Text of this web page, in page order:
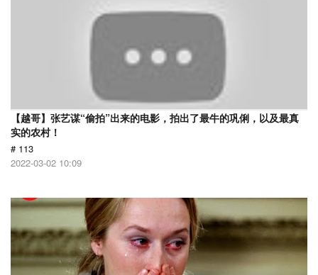
【越哥】张艺谋“偷拍”出来的电影，拍出了最牛的巩俐，以及最真
实的农村！
# 113
2022-03-02 10:09